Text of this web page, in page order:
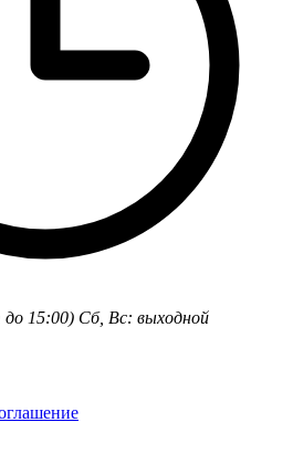
15:00) Сб, Вс: выходной